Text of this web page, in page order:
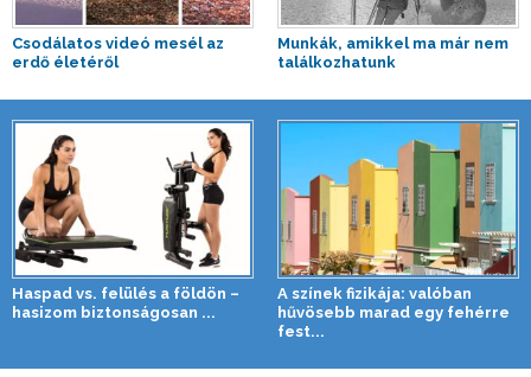
Csodálatos videó mesél az
erdő életéről
Munkák, amikkel ma már nem
találkozhatunk
Haspad vs. felülés a földön –
hasizom biztonságosan ...
A színek fizikája: valóban
hűvösebb marad egy fehérre
fest...